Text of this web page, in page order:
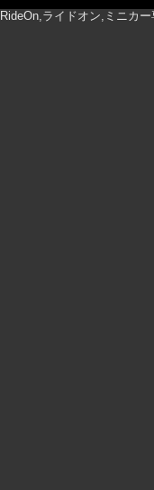
RideOn,ライドオン,ミニカ